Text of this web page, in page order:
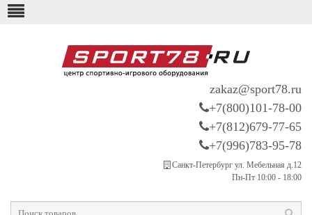
zakaz@sport78.ru
+7(800)101-78-00
+7(812)679-77-65
+7(996)783-95-78
Санкт-Петербург ул. Мебельная д.12
Пн-Пт 10:00 - 18:00